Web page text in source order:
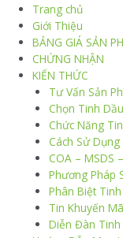
Trang chủ
Giới Thiệu
BẢNG GIÁ SẢN
CHỨNG NHẬN
KIẾN THỨC
Tư Vấn Sản
Chọn Tinh
Chức Năng
Cách Sử
COA – MSDS
Phương Pháp
Phân Biệt
Tin Khuyến
Diễn Đàn Tinh